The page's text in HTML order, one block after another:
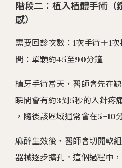
階段二：植入植體手術（
感）
需要回診次數：1次手術＋1
間：單顆約45至90分鐘
植牙手術當天，醫師會先在
瞬間會有約3到5秒的入針疼
，隨後該區域通常會在5~10
麻醉生效後，醫師會切開軟
器械逐步擴孔。這個過程中